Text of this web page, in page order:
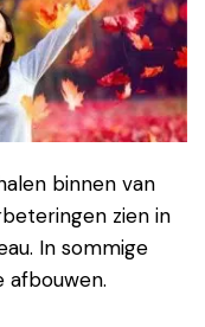
binnen van
zien in
In sommige
afbouwen.